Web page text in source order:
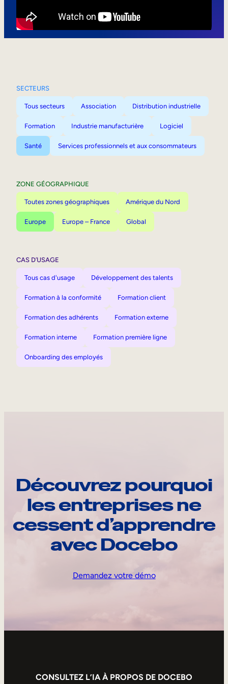
SECTEURS
Tous secteurs Association Distribution industrielle
Formation Industrie manufacturière Logiciel
Santé Services professionnels et aux consommateurs
ZONE GÉOGRAPHIQUE
Toutes zones géographiques Amérique du Nord
Europe Europe – France Global
CAS D’USAGE
Tous cas d'usage Développement des talents
Formation à la conformité Formation client
Formation des adhérents Formation externe
Formation interne Formation première ligne
Onboarding des employés
Découvrez pourquoi
les entreprises ne
cessent d’apprendre
avec Docebo
Demandez votre démo
CONSULTEZ L’IA À PROPOS DE DOCEBO